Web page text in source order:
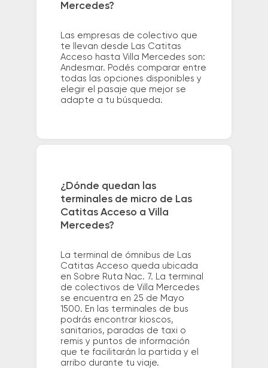
Mercedes?
Las empresas de colectivo que
te llevan desde Las Catitas
Acceso hasta Villa Mercedes son:
Andesmar. Podés comparar entre
todas las opciones disponibles y
elegir el pasaje que mejor se
adapte a tu búsqueda.
¿Dónde quedan las
terminales de micro de Las
Catitas Acceso a Villa
Mercedes?
La terminal de ómnibus de Las
Catitas Acceso queda ubicada
en Sobre Ruta Nac. 7. La terminal
de colectivos de Villa Mercedes
se encuentra en 25 de Mayo
1500. En las terminales de bus
podrás encontrar kioscos,
sanitarios, paradas de taxi o
remis y puntos de información
que te facilitarán la partida y el
arribo durante tu viaje.